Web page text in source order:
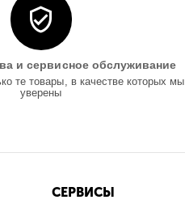
и сервисное обслуживание
те товары, в качестве которых мы
уверены
СЕРВИСЫ